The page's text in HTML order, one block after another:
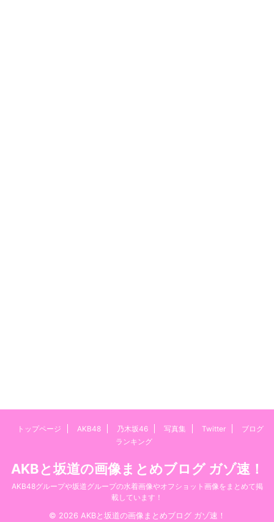
トップページ AKB48 乃木坂46 写真集 Twitter
ブログ
ランキング
AKBと坂道の画像まとめブログ ガゾ速！
AKB48グループや坂道グループの水着画像やオフショット画像をまとめて掲
載しています！
© 2026 AKBと坂道の画像まとめブログ ガゾ速！